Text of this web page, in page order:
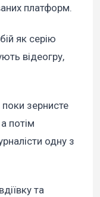
платформ.
як серію
відеогру,
поки зернисте
потім
одну з
та